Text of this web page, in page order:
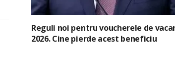
Reguli noi pentru voucherele de
2026. Cine pierde acest beneficiu